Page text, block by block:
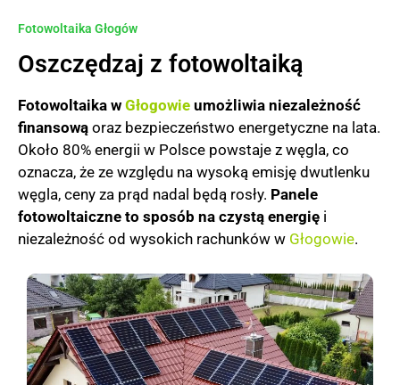
Fotowoltaika Głogów
Oszczędzaj z fotowoltaiką
Fotowoltaika w Głogowie umożliwia niezależność
finansową oraz bezpieczeństwo energetyczne na lata.
Około 80% energii w Polsce powstaje z węgla, co
oznacza, że ze względu na wysoką emisję dwutlenku
węgla, ceny za prąd nadal będą rosły. Panele
fotowoltaiczne to sposób na czystą energię i
niezależność od wysokich rachunków w Głogowie.